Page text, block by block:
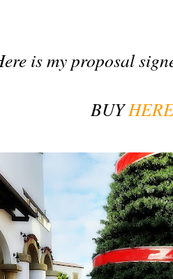
is my proposal
BUY